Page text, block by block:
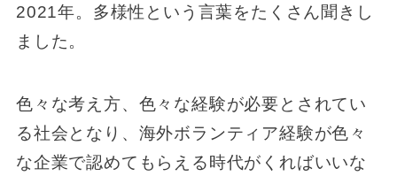
2021年。多様性という言葉をたくさん聞きし
ました。
色々な考え方、色々な経験が必要とされてい
る社会となり、海外ボランティア経験が色々
な企業で認めてもらえる時代がくればいいな